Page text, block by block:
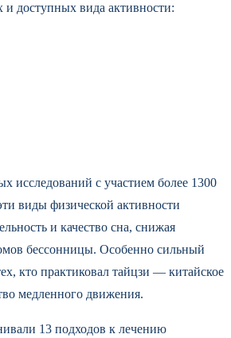
и доступных вида активности:
исследований с участием более 1300
виды физической активности
и качество сна, снижая
бессонницы. Особенно сильный
кто практиковал тайцзи — китайское
медленного движения.
13 подходов к лечению